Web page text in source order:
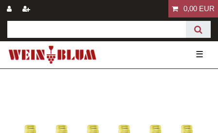
0,00 EUR
☰